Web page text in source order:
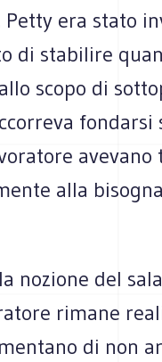
era stato
di stabilire
scopo di
alla
nozione del
rimane
di non